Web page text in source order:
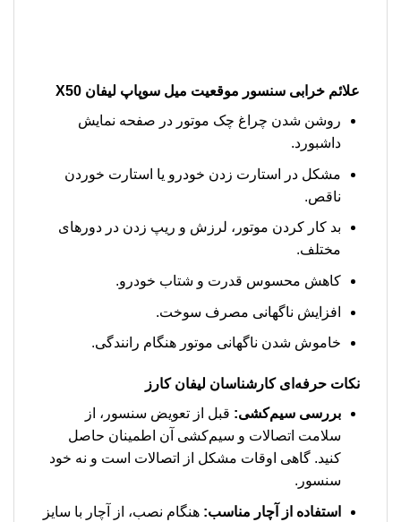
علائم خرابی سنسور موقعیت میل سوپاپ لیفان X50
روشن شدن چراغ چک موتور در صفحه نمایش
داشبورد.
مشکل در استارت زدن خودرو یا استارت خوردن
ناقص.
بد کار کردن موتور، لرزش و ریپ زدن در دورهای
مختلف.
کاهش محسوس قدرت و شتاب خودرو.
افزایش ناگهانی مصرف سوخت.
خاموش شدن ناگهانی موتور هنگام رانندگی.
نکات حرفه‌ای کارشناسان لیفان کارز
بررسی سیم‌کشی: قبل از تعویض سنسور، از
سلامت اتصالات و سیم‌کشی آن اطمینان حاصل
کنید. گاهی اوقات مشکل از اتصالات است و نه خود
سنسور.
استفاده از آچار مناسب: هنگام نصب، از آچار با سایز